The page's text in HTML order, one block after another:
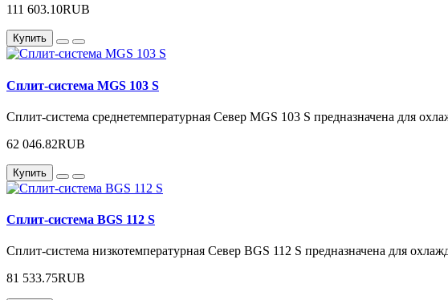
111 603.10RUB
Купить
Сплит-система MGS 103 S
Сплит-система среднетемпературная Север MGS 103 S предназначена для
62 046.82RUB
Купить
Сплит-система BGS 112 S
Сплит-система низкотемпературная Север BGS 112 S предназначена для
81 533.75RUB